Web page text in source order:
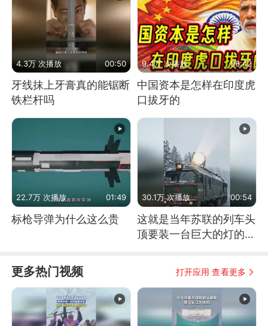
4.3万 次播放 00:50
牙线抹上牙膏真的能锯断
铁栏杆吗
9.4万 次播放 06:42
中国资本是怎样在印度虎
口拔牙的
22.7万 次播放 01:49
标枪导弹为什么这么贵
30.1万 次播放 00:54
这就是当年苏联的列车头
顶要装一台巨大的灯的原
更多热门视频 打开应用 查看更多